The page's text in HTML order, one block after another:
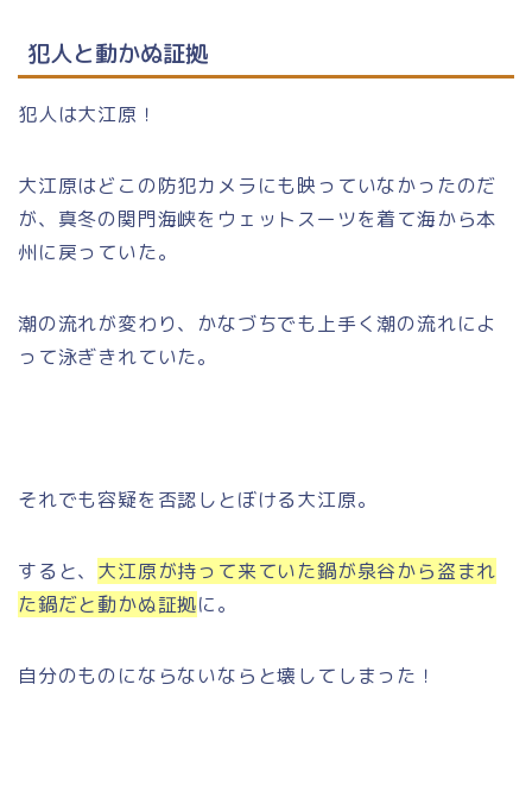
犯人と動かぬ証拠
犯人は大江原！
大江原はどこの防犯カメラにも映っていなかったのだ
が、真冬の関門海峡をウェットスーツを着て海から本
州に戻っていた。
潮の流れが変わり、かなづちでも上手く潮の流れによ
って泳ぎきれていた。
それでも容疑を否認しとぼける大江原。
すると、 大江原が持って来ていた鍋が泉谷から盗まれ
た鍋だと動かぬ証拠に。
自分のものにならないならと壊してしまった！